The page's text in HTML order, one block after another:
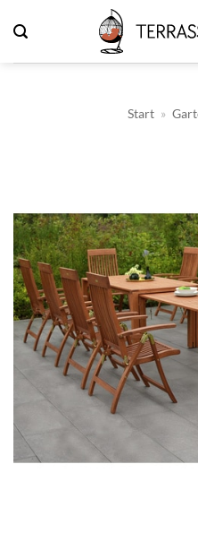
Inhalt
springen
Start »